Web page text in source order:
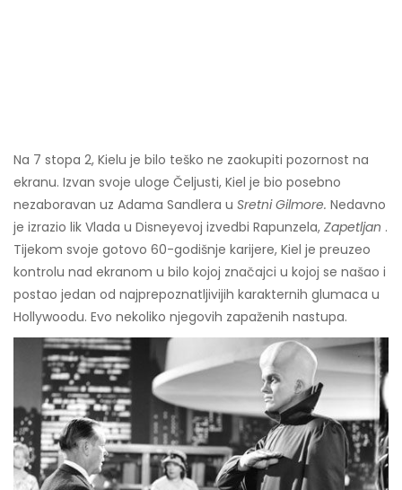
Na 7 stopa 2, Kielu je bilo teško ne zaokupiti pozornost na
ekranu. Izvan svoje uloge Čeljusti, Kiel je bio posebno
nezaboravan uz Adama Sandlera u Sretni Gilmore. Nedavno
je izrazio lik Vlada u Disneyevoj izvedbi Rapunzela, Zapetljan .
Tijekom svoje gotovo 60-godišnje karijere, Kiel je preuzeo
kontrolu nad ekranom u bilo kojoj značajci u kojoj se našao i
postao jedan od najprepoznatljivijih karakternih glumaca u
Hollywoodu. Evo nekoliko njegovih zapaženih nastupa.